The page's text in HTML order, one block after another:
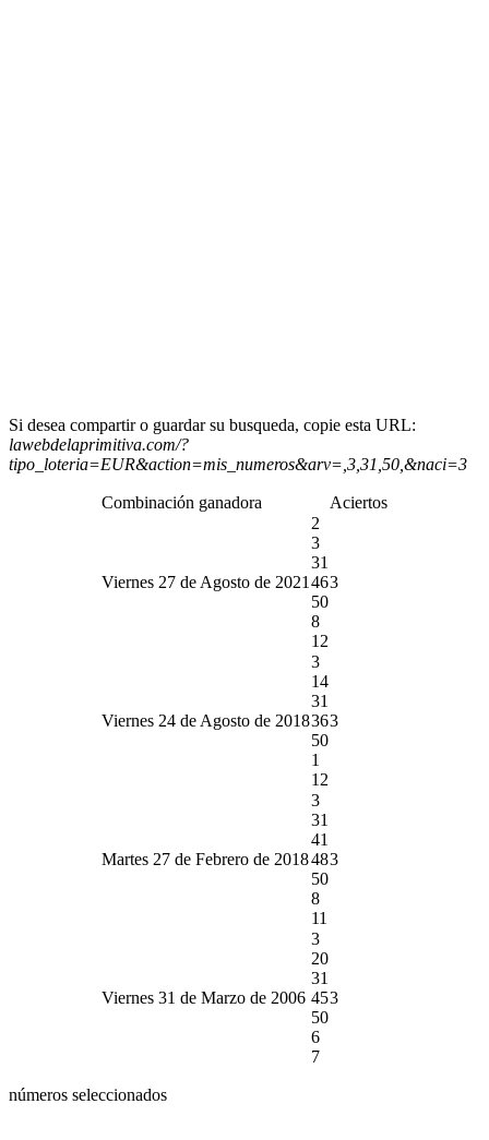
Si desea compartir o guardar su busqueda, copie esta URL:
lawebdelaprimitiva.com/?
tipo_loteria=EUR&action=mis_numeros&arv=,3,31,50,&naci=3
Combinación ganadora Aciertos
Viernes 27 de Agosto de 2021
2
3
31
46
50
8
12
3
Viernes 24 de Agosto de 2018
3
14
31
36
50
1
12
3
Martes 27 de Febrero de 2018
3
31
41
48
50
8
11
3
Viernes 31 de Marzo de 2006
3
20
31
45
50
6
7
3
números seleccionados